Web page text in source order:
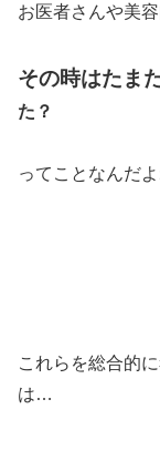
お医者さんや美
その時はたま
た？
ってことなんだよ
これらを総合的
は…